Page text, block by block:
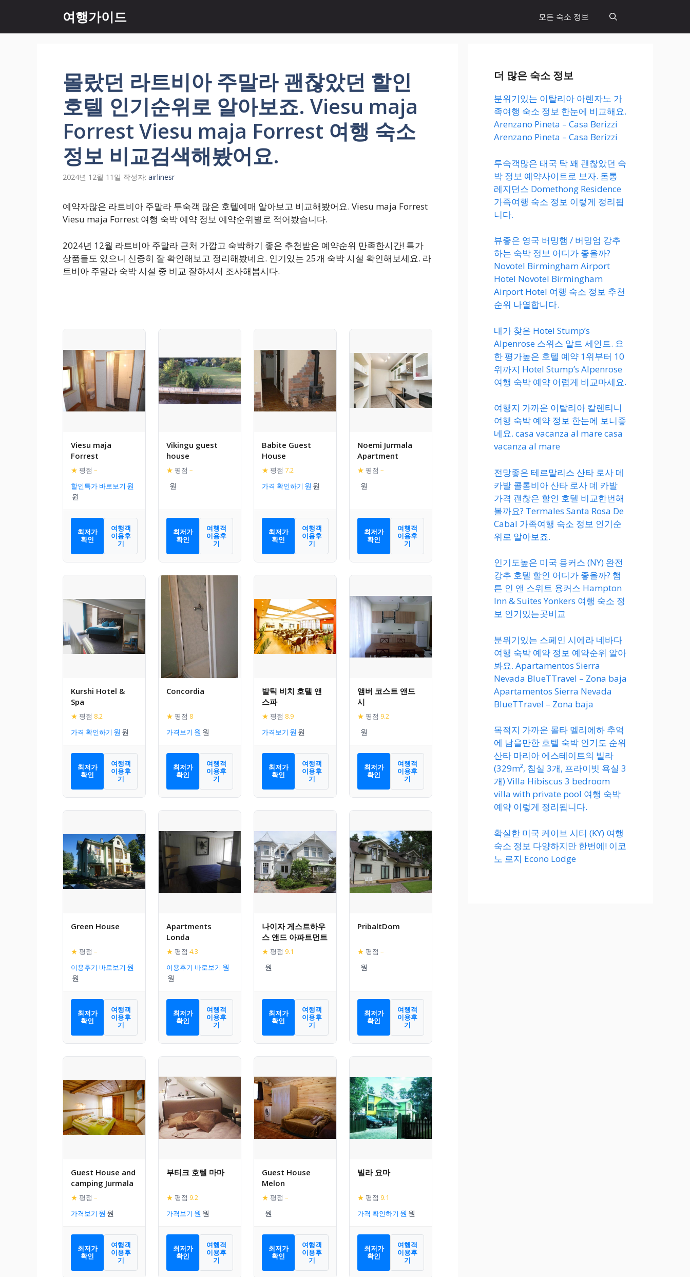
츠
여행가이드 모든 숙소 정보
몰랐던 라트비아 주말라 괜찮았던 할인
호텔 인기순위로 알아보죠. Viesu maja
Forrest Viesu maja Forrest 여행 숙소
정보 비교검색해봤어요.
2024년 12월 11일 작성자: airlinesr
예약자많은 라트비아 주말라 투숙객 많은 호텔예매 알아보고 비교해봤어요. Viesu maja Forrest
Viesu maja Forrest 여행 숙박 예약 정보 예약순위별로 적어봤습니다.
2024년 12월 라트비아 주말라 근처 가깝고 숙박하기 좋은 추천받은 예약순위 만족한시간! 특가
상품들도 있으니 신중히 잘 확인해보고 정리해봤네요. 인기있는 25개 숙박 시설 확인해보세요. 라
트비아 주말라 숙박 시설 중 비교 잘하셔서 조사해봅시다.
Viesu maja
Forrest
★ 평점 –
할인특가 바로보기
최저가
확인
여행객
이용후
기
Vikingu guest
house
★ 평점 –
최저가
확인
여행객
이용후
기
Babite Guest
House
★ 평점 7.2
가격 확인하기
최저가
확인
여행객
이용후
기
Noemi Jurmala
Apartment
★ 평점 –
최저가
확인
여행객
이용후
기
Kurshi Hotel &
Spa
★ 평점 8.2
가격 확인하기
최저가
확인
여행객
이용후
기
Concordia
★ 평점 8
가격보기
최저가
확인
여행객
이용후
기
발틱 비치 호텔 앤
스파
★ 평점 8.9
가격보기
최저가
확인
여행객
이용후
기
앰버 코스트 앤드
시
★ 평점 9.2
최저가
확인
여행객
이용후
기
Green House
★ 평점 –
이용후기 바로보기
최저가
확인
여행객
이용후
기
Apartments
Londa
★ 평점 4.3
이용후기 바로보기
최저가
확인
여행객
이용후
기
나이자 게스트하우
스 앤드 아파트먼트
★ 평점 9.1
최저가
확인
여행객
이용후
기
PribaltDom
★ 평점 –
최저가
확인
여행객
이용후
기
Guest House and
camping Jurmala
★ 평점 –
가격보기
최저가
확인
여행객
이용후
기
부티크 호텔 마마
★ 평점 9.2
가격보기
최저가
확인
여행객
이용후
기
Guest House
Melon
★ 평점 –
최저가
확인
여행객
이용후
기
빌라 요마
★ 평점 9.1
가격 확인하기
최저가
확인
여행객
이용후
기
더 많은 숙소 정보
분위기있는 이탈리아 아렌자노 가
족여행 숙소 정보 한눈에 비교해요.
Arenzano Pineta – Casa Berizzi
Arenzano Pineta – Casa Berizzi
투숙객많은 태국 탁 꽤 괜찮았던 숙
박 정보 예약사이트로 보자. 돔통
레지던스 Domethong Residence
가족여행 숙소 정보 이렇게 정리됩
니다.
뷰좋은 영국 버밍햄 / 버밍엄 강추
하는 숙박 정보 어디가 좋을까?
Novotel Birmingham Airport
Hotel Novotel Birmingham
Airport Hotel 여행 숙소 정보 추천
순위 나열합니다.
내가 찾은 Hotel Stump’s
Alpenrose 스위스 알트 세인트. 요
한 평가높은 호텔 예약 1위부터 10
위까지 Hotel Stump’s Alpenrose
여행 숙박 예약 어렵게 비교마세요.
여행지 가까운 이탈리아 칼렌티니
여행 숙박 예약 정보 한눈에 보니좋
네요. casa vacanza al mare casa
vacanza al mare
전망좋은 테르말리스 산타 로사 데
카발 콜롬비아 산타 로사 데 카발
가격 괜찮은 할인 호텔 비교한번해
볼까요? Termales Santa Rosa De
Cabal 가족여행 숙소 정보 인기순
위로 알아보죠.
인기도높은 미국 용커스 (NY) 완전
강추 호텔 할인 어디가 좋을까? 햄
튼 인 앤 스위트 용커스 Hampton
Inn & Suites Yonkers 여행 숙소 정
보 인기있는곳비교
분위기있는 스페인 시에라 네바다
여행 숙박 예약 정보 예약순위 알아
봐요. Apartamentos Sierra
Nevada BlueTTravel – Zona baja
Apartamentos Sierra Nevada
BlueTTravel – Zona baja
목적지 가까운 몰타 멜리에하 추억
에 남을만한 호텔 숙박 인기도 순위
산타 마리아 에스테이트의 빌라
(329m², 침실 3개, 프라이빗 욕실 3
개) Villa Hibiscus 3 bedroom
villa with private pool 여행 숙박
예약 이렇게 정리됩니다.
확실한 미국 케이브 시티 (KY) 여행
숙소 정보 다양하지만 한번에! 이코
노 로지 Econo Lodge